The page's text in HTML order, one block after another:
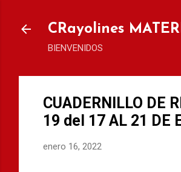
CRayolines
BIENVENIDOS
CUADERNILLO DE
19 del 17 AL 21 DE
enero 16, 2022